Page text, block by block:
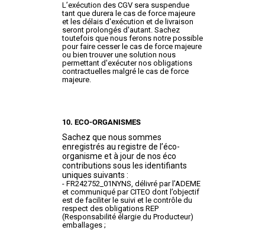
L’exécution des CGV sera suspendue
tant que durera le cas de force majeure
et les délais d'exécution et de livraison
seront prolongés d'autant. Sachez
toutefois que nous ferons notre possible
pour faire cesser le cas de force majeure
ou bien trouver une solution nous
permettant d'exécuter nos obligations
contractuelles malgré le cas de force
majeure.
10. ECO-ORGANISMES
Sachez que nous sommes
enregistrés au registre de l’éco-
organisme et à jour de nos éco
contributions sous les identifiants
uniques suivants :
- FR242752_01NYNS, délivré par l’ADEME
et communiqué par CITEO dont l’objectif
est de faciliter le suivi et le contrôle du
respect des obligations REP
(Responsabilité élargie du Producteur)
emballages ;